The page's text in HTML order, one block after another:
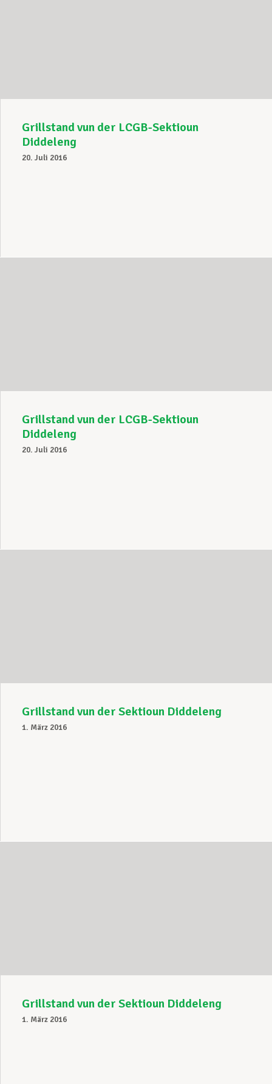
Grillstand vun der LCGB-Sektioun
Diddeleng
20. Juli 2016
Grillstand vun der LCGB-Sektioun
Diddeleng
20. Juli 2016
Grillstand vun der Sektioun Diddeleng
1. März 2016
Grillstand vun der Sektioun Diddeleng
1. März 2016